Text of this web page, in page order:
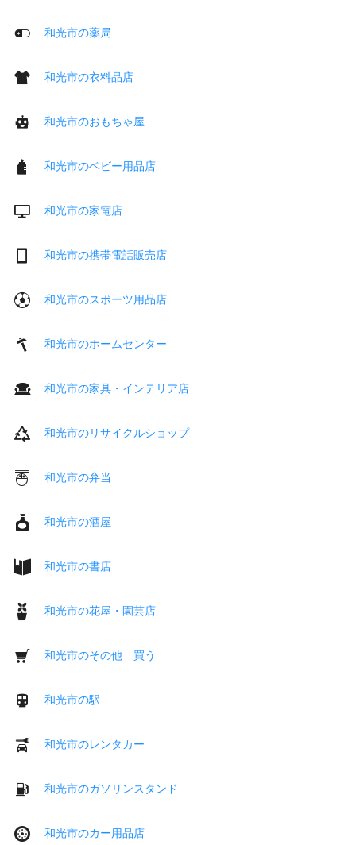
和光市の薬局
和光市の衣料品店
和光市のおもちゃ屋
和光市のベビー用品店
和光市の家電店
和光市の携帯電話販売店
和光市のスポーツ用品店
和光市のホームセンター
和光市の家具・インテリア店
和光市のリサイクルショップ
和光市の弁当
和光市の酒屋
和光市の書店
和光市の花屋・園芸店
和光市のその他 買う
和光市の駅
和光市のレンタカー
和光市のガソリンスタンド
和光市のカー用品店